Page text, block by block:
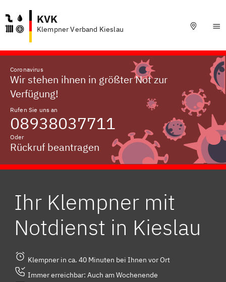
KVK
Klempner Verband Kieslau
Coronavirus
Wir stehen ihnen in größter Not zur
Verfügung!
Rufen Sie uns an
08938037711
Oder
Rückruf beantragen
Ihr Klempner mit
Notdienst in Kieslau
Klempner in ca. 40 Minuten bei Ihnen vor Ort
Immer erreichbar: Auch am Wochenende